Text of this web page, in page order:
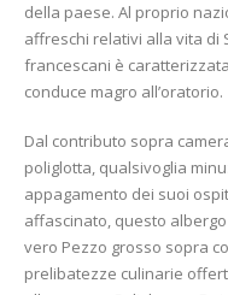
della paese. Al proprio
affreschi relativi alla vita di
francescani è
conduce magro all’oratorio.
Dal contributo sopra
poliglotta, qualsivoglia
appagamento dei suoi
affascinato, questo
vero Pezzo grosso sopra
prelibatezze culinarie